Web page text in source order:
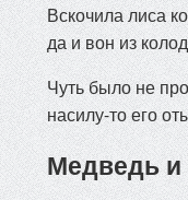
Вскочила лиса
да и вон из
Чуть было не
насилу-то его
Медведь и